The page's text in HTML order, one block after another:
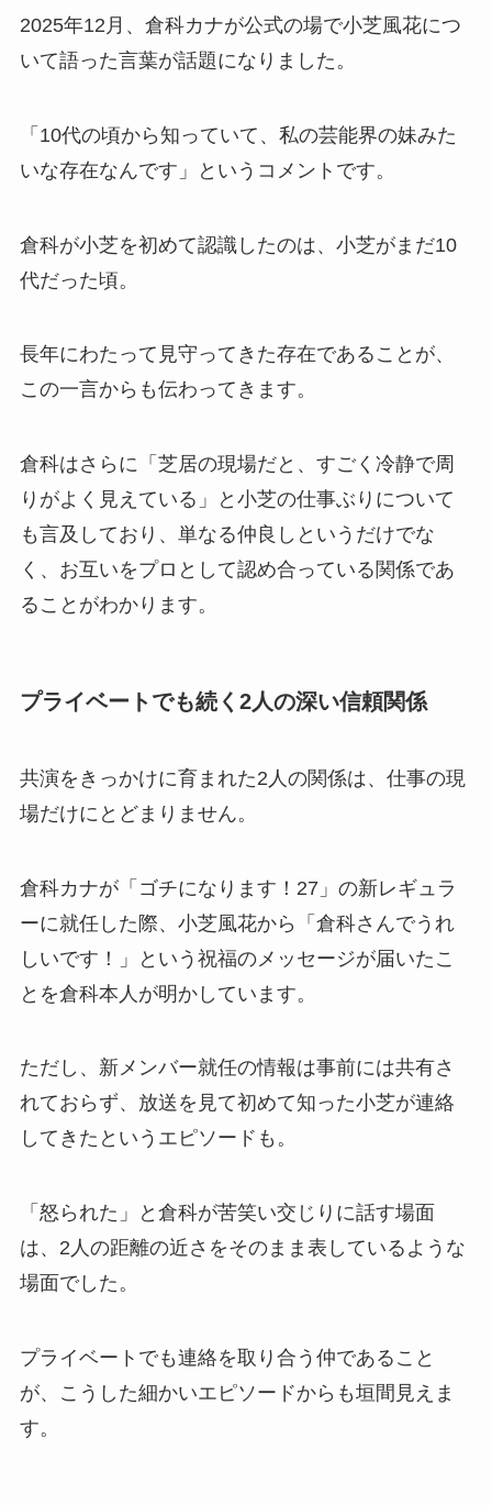
2025年12月、倉科カナが公式の場で小芝風花につ
いて語った言葉が話題になりました。
「10代の頃から知っていて、私の芸能界の妹みた
いな存在なんです」というコメントです。
倉科が小芝を初めて認識したのは、小芝がまだ10
代だった頃。
長年にわたって見守ってきた存在であることが、
この一言からも伝わってきます。
倉科はさらに「芝居の現場だと、すごく冷静で周
りがよく見えている」と小芝の仕事ぶりについて
も言及しており、単なる仲良しというだけでな
く、お互いをプロとして認め合っている関係であ
ることがわかります。
プライベートでも続く2人の深い信頼関係
共演をきっかけに育まれた2人の関係は、仕事の現
場だけにとどまりません。
倉科カナが「ゴチになります！27」の新レギュラ
ーに就任した際、小芝風花から「倉科さんでうれ
しいです！」という祝福のメッセージが届いたこ
とを倉科本人が明かしています。
ただし、新メンバー就任の情報は事前には共有さ
れておらず、放送を見て初めて知った小芝が連絡
してきたというエピソードも。
「怒られた」と倉科が苦笑い交じりに話す場面
は、2人の距離の近さをそのまま表しているような
場面でした。
プライベートでも連絡を取り合う仲であること
が、こうした細かいエピソードからも垣間見えま
す。